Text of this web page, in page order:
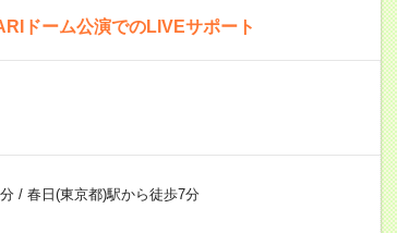
ドーム公演でのLIVEサポート
/ 春日(東京都)駅から徒歩7分